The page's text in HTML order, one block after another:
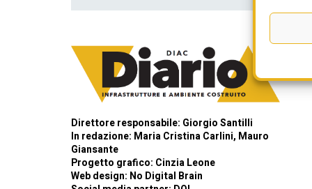
Direttore responsabile: Giorgio Santilli
In redazione: Maria Cristina Carlini, Mauro
Giansante
Progetto grafico: Cinzia Leone
Web design: No Digital Brain